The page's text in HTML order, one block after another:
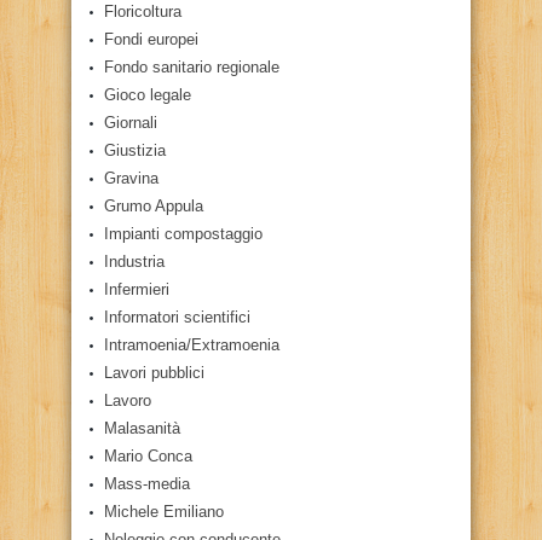
Floricoltura
Fondi europei
Fondo sanitario regionale
Gioco legale
Giornali
Giustizia
Gravina
Grumo Appula
Impianti compostaggio
Industria
Infermieri
Informatori scientifici
Intramoenia/Extramoenia
Lavori pubblici
Lavoro
Malasanità
Mario Conca
Mass-media
Michele Emiliano